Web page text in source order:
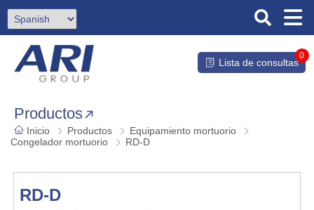
Lista de consultas
0
Productos
Inicio Productos
Equipamiento mortuorio
Congelador mortuorio
RD-D
RD-D